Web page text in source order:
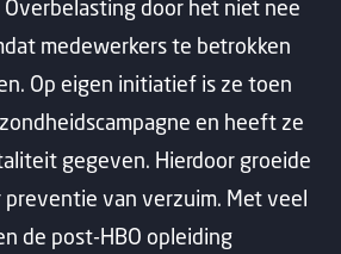
door het niet nee
medewerkers te betrokken
Op eigen initiatief is ze toen
en heeft ze
gegeven. Hierdoor groeide
preventie van verzuim. Met veel
de post-HBO opleiding